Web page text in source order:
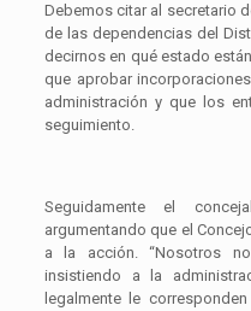
Debemos citar al secretario
de las dependencias del
decirnos en qué estado
que aprobar
administración y que los
seguimiento.
Seguidamente el
argumentando que el
a la acción. “Nosotros
insistiendo a la
legalmente le